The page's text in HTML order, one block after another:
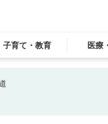
子育て・教育 医療